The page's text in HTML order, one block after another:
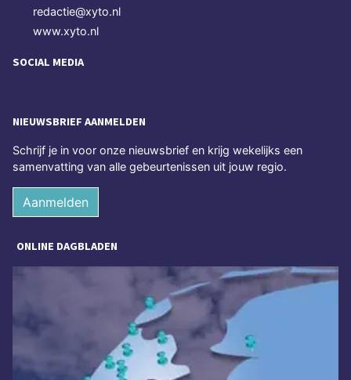
redactie@xyto.nl
www.xyto.nl
SOCIAL MEDIA
NIEUWSBRIEF AANMELDEN
Schrijf je in voor onze nieuwsbrief en krijg wekelijks een
samenvatting van alle gebeurtenissen uit jouw regio.
Aanmelden
ONLINE DAGBLADEN